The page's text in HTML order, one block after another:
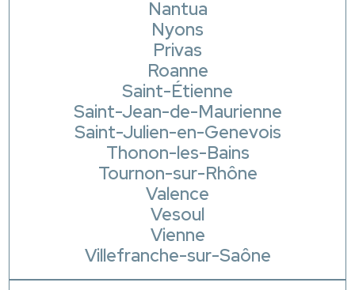
Nantua
Nyons
Privas
Roanne
Saint-Étienne
Saint-Jean-de-Maurienne
Saint-Julien-en-Genevois
Thonon-les-Bains
Tournon-sur-Rhône
Valence
Vesoul
Vienne
Villefranche-sur-Saône